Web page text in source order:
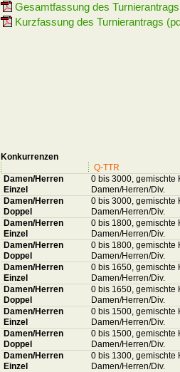
Gesamtfassung des
Kurzfassung des Turnierantrags
Konkurrenzen
Q-TTR
Damen/Herren
Einzel
0 bis 3000, gemischte
Damen/Herren/Div.
Damen/Herren
Doppel
0 bis 3000, gemischte
Damen/Herren/Div.
Damen/Herren
Einzel
0 bis 1800, gemischte
Damen/Herren/Div.
Damen/Herren
Doppel
0 bis 1800, gemischte
Damen/Herren/Div.
Damen/Herren
Einzel
0 bis 1650, gemischte
Damen/Herren/Div.
Damen/Herren
Doppel
0 bis 1650, gemischte
Damen/Herren/Div.
Damen/Herren
Einzel
0 bis 1500, gemischte
Damen/Herren/Div.
Damen/Herren
Doppel
0 bis 1500, gemischte
Damen/Herren/Div.
Damen/Herren
Einzel
0 bis 1300, gemischte
Damen/Herren/Div.